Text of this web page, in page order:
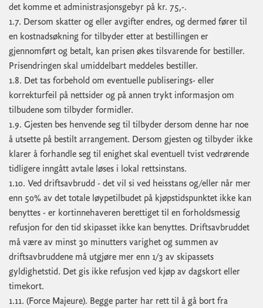
det komme et administrasjonsgebyr på kr. 75,-.
1.7. Dersom skatter og eller avgifter endres, og dermed fører til
en kostnadsøkning for tilbyder etter at bestillingen er
gjennomført og betalt, kan prisen økes tilsvarende for bestiller.
Prisendringen skal umiddelbart meddeles bestiller.
1.8. Det tas forbehold om eventuelle publiserings- eller
korrekturfeil på nettsider og på annen trykt informasjon om
tilbudene som tilbyder formidler.
1.9. Gjesten bes henvende seg til tilbyder dersom denne har noe
å utsette på bestilt arrangement. Dersom gjesten og tilbyder ikke
klarer å forhandle seg til enighet skal eventuell tvist vedrørende
tidligere inngått avtale løses i lokal rettsinstans.
1.10. Ved driftsavbrudd - det vil si ved heisstans og/eller når mer
enn 50% av det totale løypetilbudet på kjøpstidspunktet ikke kan
benyttes - er kortinnehaveren berettiget til en forholdsmessig
refusjon for den tid skipasset ikke kan benyttes. Driftsavbruddet
må være av minst 30 minutters varighet og summen av
driftsavbruddene må utgjøre mer enn 1/3 av skipassets
gyldighetstid. Det gis ikke refusjon ved kjøp av dagskort eller
timekort.
1.11. (Force Majeure). Begge parter har rett til å gå bort fra